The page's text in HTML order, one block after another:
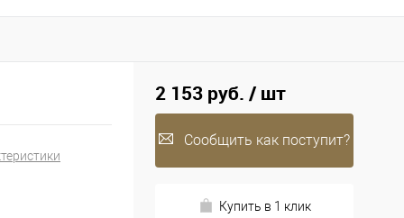
2 153 руб. / шт
Сообщить как поступит?
Купить в 1 клик